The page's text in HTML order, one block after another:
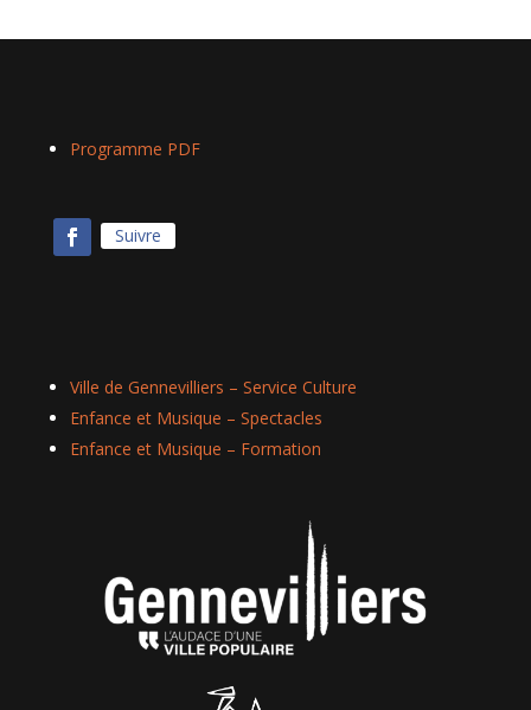
Programme PDF
Suivre
Ville de Gennevilliers – Service Culture
Enfance et Musique – Spectacles
Enfance et Musique – Formation